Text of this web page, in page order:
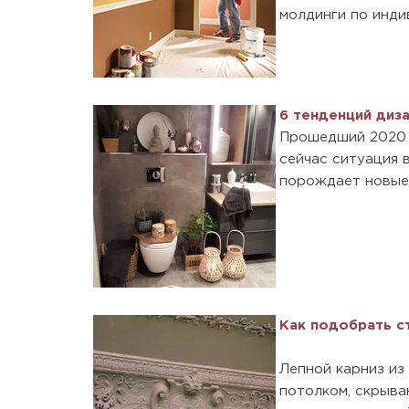
молдинги по
6 тенденций
Прошедший 2020
сейчас ситуация
порождает новые
Как подобрать
Лепной карниз
потолком,